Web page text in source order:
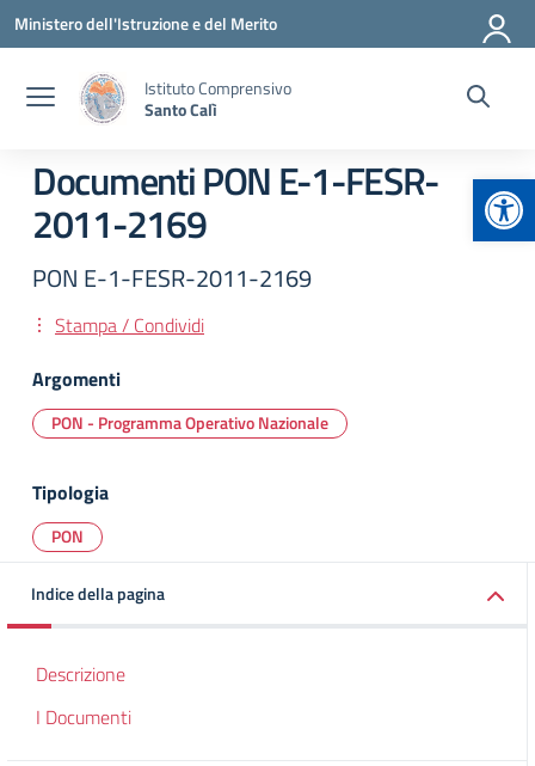
Vai ai contenuti
Vai al menu di navigazione
Vai al footer
Ministero dell'Istruzione e del Merito
Istituto Comprensivo
Santo Calì
Documenti PON E-1-FESR-
2011-2169
PON E-1-FESR-2011-2169
Stampa / Condividi
Argomenti
PON - Programma Operativo Nazionale
Tipologia
PON
Indice della pagina
Descrizione
I Documenti